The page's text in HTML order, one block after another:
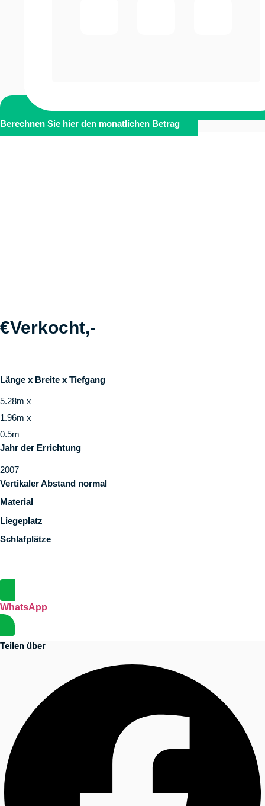
Berechnen Sie hier den monatlichen Betrag
€Verkocht,-
Länge x Breite x Tiefgang
5.28m x
1.96m x
0.5m
Jahr der Errichtung
2007
Vertikaler Abstand normal
Material
Liegeplatz
Schlafplätze
WhatsApp
Teilen über